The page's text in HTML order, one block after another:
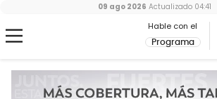
Hable con el
Programa
09 ago 2026 Actualizado 04:41